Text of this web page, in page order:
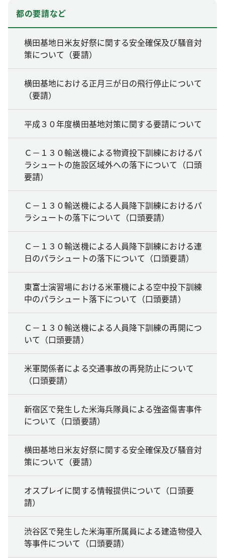
都の要請など
横田基地日米友好祭に関する安全確保及び騒音対
策について（要請）
横田基地における正月三が日の飛行停止について
（要請）
平成３０年度横田基地対策に関する要請について
Ｃ－１３０輸送機による物資投下訓練におけるパ
ラシュートの施設区域外への落下について（口頭
要請）
Ｃ－１３０輸送機による人員降下訓練におけるパ
ラシュートの落下について（口頭要請）
Ｃ－１３０輸送機による人員降下訓練における連
日のパラシュートの落下について（口頭要請）
東富士演習場における米軍機による空中投下訓練
中のパラシュート落下について（口頭要請）
Ｃ－１３０輸送機による人員降下訓練の再開につ
いて（口頭要請）
米軍関係者による交通事故の再発防止について
（口頭要請）
新宿区で発生した米海兵隊員による強盗傷害事件
について（口頭要請）
横田基地日米友好祭に関する安全確保及び騒音対
策について（要請）
オスプレイに関する情報提供について（口頭要
請）
渋谷区で発生した米海軍所属員による建造物侵入
等事件について（口頭要請）